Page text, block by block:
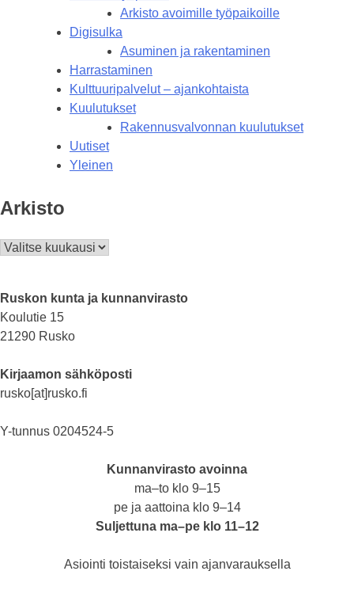
Arkisto avoimille työpaikoille
Digisulka
Asuminen ja rakentaminen
Harrastaminen
Kulttuuripalvelut – ajankohtaista
Kuulutukset
Rakennusvalvonnan kuulutukset
Uutiset
Yleinen
Arkisto
Arkisto
Ruskon kunta ja kunnanvirasto
Koulutie 15
21290 Rusko
Kirjaamon sähköposti
rusko[at]rusko.fi
Y-tunnus 0204524-5
Kunnanvirasto avoinna
ma–to klo 9–15
pe ja aattoina klo 9–14
Suljettuna ma–pe klo 11–12
Asiointi toistaiseksi vain ajanvarauksella